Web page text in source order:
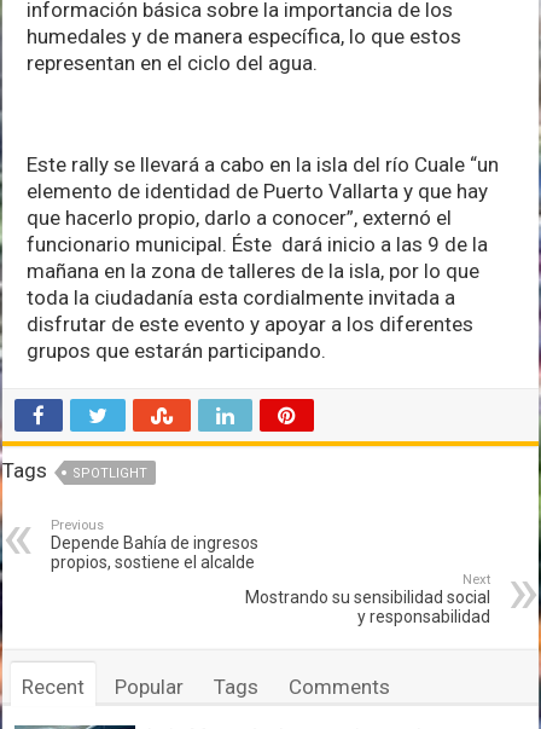
información básica sobre la importancia de los
humedales y de manera específica, lo que estos
representan en el ciclo del agua.
Este rally se llevará a cabo en la isla del río Cuale “un
elemento de identidad de Puerto Vallarta y que hay
que hacerlo propio, darlo a conocer”, externó el
funcionario municipal. Éste dará inicio a las 9 de la
mañana en la zona de talleres de la isla, por lo que
toda la ciudadanía esta cordialmente invitada a
disfrutar de este evento y apoyar a los diferentes
grupos que estarán participando.
Tags SPOTLIGHT
Previous
Depende Bahía de ingresos
propios, sostiene el alcalde
Next
Mostrando su sensibilidad social
y responsabilidad
Recent Popular Tags Comments